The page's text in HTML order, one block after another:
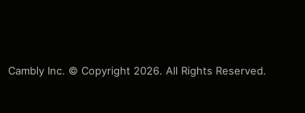
Cambly Inc. © Copyright 2026. All Rights Reserved.